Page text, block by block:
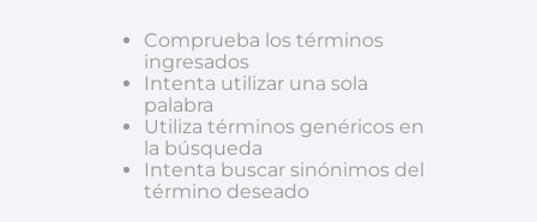
Comprueba los términos
ingresados
Intenta utilizar una sola
palabra
Utiliza términos genéricos en
la búsqueda
Intenta buscar sinónimos del
término deseado